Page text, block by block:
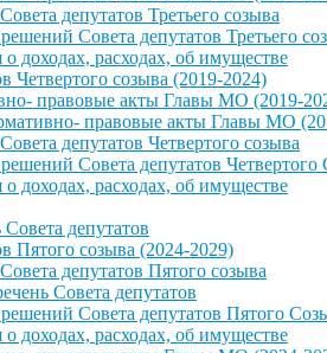
депутатов Третьего созыва
Совета депутатов Третьего
доходах, расходах, об имуществе
Четвертого созыва (2019-2024)
правовые акты Главы МО (2019-
правовые акты Главы МО
депутатов Четвертого созыва
Совета депутатов Четвертого
доходах, расходах, об имуществе
депутатов
Пятого созыва (2024-2029)
депутатов Пятого созыва
Совета депутатов
Совета депутатов Пятого
доходах, расходах, об имуществе